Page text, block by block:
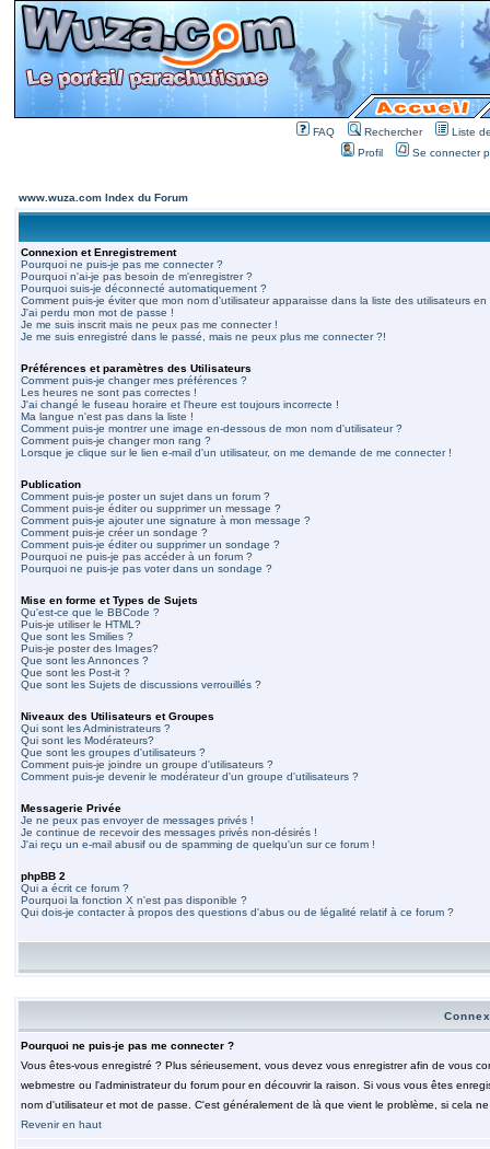
FAQ Rechercher
Liste
Profil
Se connecter
www.wuza.com Index du Forum
Connexion et Enregistrement
Pourquoi ne puis-je pas me connecter ?
Pourquoi n'ai-je pas besoin de m'enregistrer ?
Pourquoi suis-je déconnecté automatiquement ?
Comment puis-je éviter que mon nom d'utilisateur apparaisse dans la liste des utilisateurs en
J'ai perdu mon mot de passe !
Je me suis inscrit mais ne peux pas me connecter !
Je me suis enregistré dans le passé, mais ne peux plus me connecter ?!
Préférences et paramètres des Utilisateurs
Comment puis-je changer mes préférences ?
Les heures ne sont pas correctes !
J'ai changé le fuseau horaire et l'heure est toujours incorrecte !
Ma langue n'est pas dans la liste !
Comment puis-je montrer une image en-dessous de mon nom d'utilisateur ?
Comment puis-je changer mon rang ?
Lorsque je clique sur le lien e-mail d'un utilisateur, on me demande de me connecter !
Publication
Comment puis-je poster un sujet dans un forum ?
Comment puis-je éditer ou supprimer un message ?
Comment puis-je ajouter une signature à mon message ?
Comment puis-je créer un sondage ?
Comment puis-je éditer ou supprimer un sondage ?
Pourquoi ne puis-je pas accéder à un forum ?
Pourquoi ne puis-je pas voter dans un sondage ?
Mise en forme et Types de Sujets
Qu'est-ce que le BBCode ?
Puis-je utiliser le HTML?
Que sont les Smilies ?
Puis-je poster des Images?
Que sont les Annonces ?
Que sont les Post-it ?
Que sont les Sujets de discussions verrouillés ?
Niveaux des Utilisateurs et Groupes
Qui sont les Administrateurs ?
Qui sont les Modérateurs?
Que sont les groupes d'utilisateurs ?
Comment puis-je joindre un groupe d'utilisateurs ?
Comment puis-je devenir le modérateur d'un groupe d'utilisateurs ?
Messagerie Privée
Je ne peux pas envoyer de messages privés !
Je continue de recevoir des messages privés non-désirés !
J'ai reçu un e-mail abusif ou de spamming de quelqu'un sur ce forum !
phpBB 2
Qui a écrit ce forum ?
Pourquoi la fonction X n'est pas disponible ?
Qui dois-je contacter à propos des questions d'abus ou de légalité relatif à ce forum ?
Pourquoi ne puis-je pas me connecter ?
Vous êtes-vous enregistré ? Plus sérieusement, vous devez vous enregistrer afin de vous
webmestre ou l'administrateur du forum pour en découvrir la raison. Si vous vous êtes
nom d'utilisateur et mot de passe. C'est généralement de là que vient le problème, si cela
Revenir en haut